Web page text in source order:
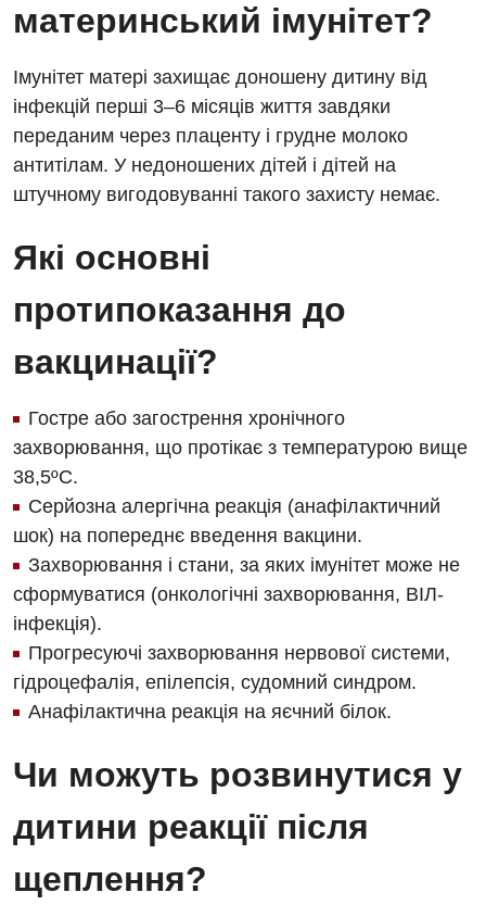
Травматологія і ортопедія
Урологія
Фізіотерапія
Для дітей
Дитяча гастроентерологія
Дитяча гінекологія
Дитяча дерматовенерологія
Дитяча ендокринологія
Дитяча кардіоревматологія
Дитяча неврологія
Дитяча ортопедія і травматологія
Дитяча оториноларингологія
Дитяча офтальмологія
Дитяча урологія
Дитяча хірургія
материнський імунітет?
Імунітет матері захищає доношену дитину від
інфекцій перші 3–6 місяців життя завдяки
переданим через плаценту і грудне молоко
антитілам. У недоношених дітей і дітей на
штучному вигодовуванні такого захисту немає.
Які основні
протипоказання до
вакцинації?
Гостре або загострення хронічного
захворювання, що протікає з температурою вище
38,5ºC.
Серйозна алергічна реакція (анафілактичний
шок) на попереднє введення вакцини.
Захворювання і стани, за яких імунітет може не
сформуватися (онкологічні захворювання, ВІЛ-
інфекція).
Прогресуючі захворювання нервової системи,
гідроцефалія, епілепсія, судомний синдром.
Анафілактична реакція на яєчний білок.
Чи можуть розвинутися у
дитини реакції після
щеплення?